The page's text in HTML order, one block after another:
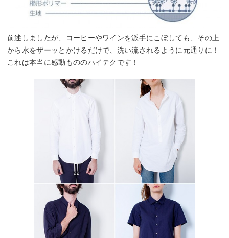
前述しましたが、コーヒーやワインを派手にこぼしても、その上
から水をザーッとかけるだけで、洗い流されるように元通りに！
これは本当に感動もののハイテクです！